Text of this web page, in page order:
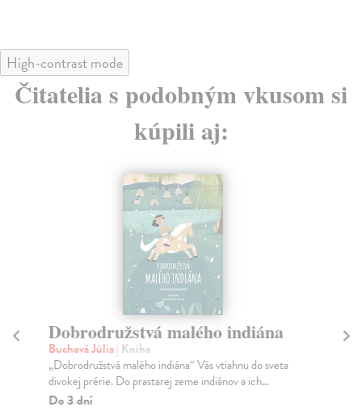
High-contrast mode
Čitatelia s podobným vkusom si
kúpili aj:
Dobrodružstvá malého indiána
Buchová Júlia| Kniha
„Dobrodružstvá malého indiána“ Vás vtiahnu do sveta
divokej prérie. Do prastarej zeme indiánov a ich...
Do 3 dní